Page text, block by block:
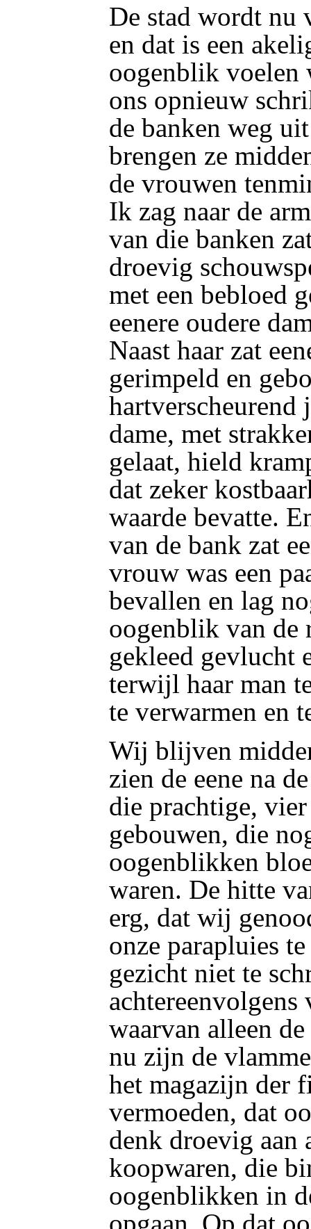
De stad wordt nu
en dat is een
oogenblik voelen
ons opnieuw
de banken weg
brengen ze
de vrouwen
Ik zag naar de
van die banken
droevig
met een bebloed
eenere oudere
Naast haar zat
gerimpeld en
hartverscheurend
dame, met
gelaat, hield
dat zeker
waarde bevatte.
van de bank zat
vrouw was een
bevallen en lag
oogenblik van de
gekleed gevlucht
terwijl haar man
te verwarmen en
Wij blijven
zien de eene na
die prachtige,
gebouwen, die
oogenblikken
waren. De hitte
erg, dat wij
onze parapluies
gezicht niet te
waarvan alleen
nu zijn de
het magazijn der
vermoeden, dat
denk droevig aan
koopwaren, die
oogenblikken in
opgaan. Op dat